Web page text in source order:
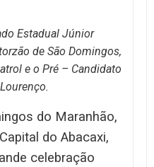
Estadual Júnior
de São Domingos,
e o Pré – Candidato
do Maranhão,
do Abacaxi,
celebração